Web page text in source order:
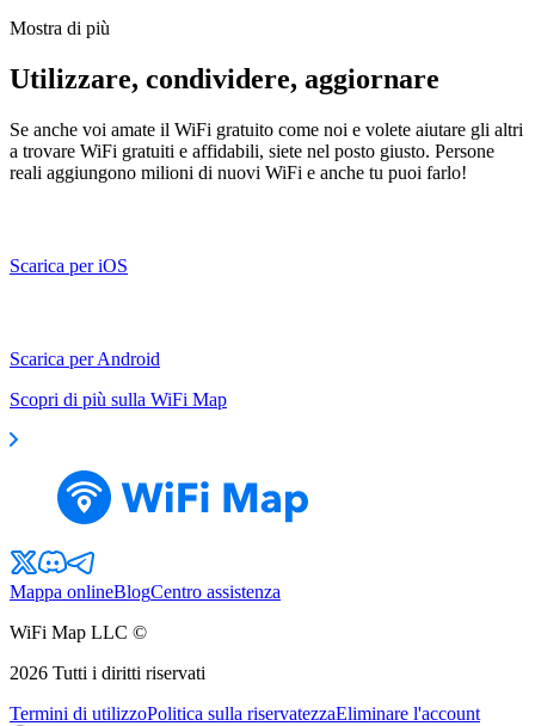
Mostra di più
Utilizzare, condividere, aggiornare
Se anche voi amate il WiFi gratuito come noi e volete aiutare gli altri
a trovare WiFi gratuiti e affidabili, siete nel posto giusto. Persone
reali aggiungono milioni di nuovi WiFi e anche tu puoi farlo!
Scarica per iOS
Scarica per Android
Scopri di più sulla WiFi Map
Mappa onlineBlogCentro assistenza
WiFi Map LLC ©
2026 Tutti i diritti riservati
Termini di utilizzoPolitica sulla riservatezzaEliminare l'account